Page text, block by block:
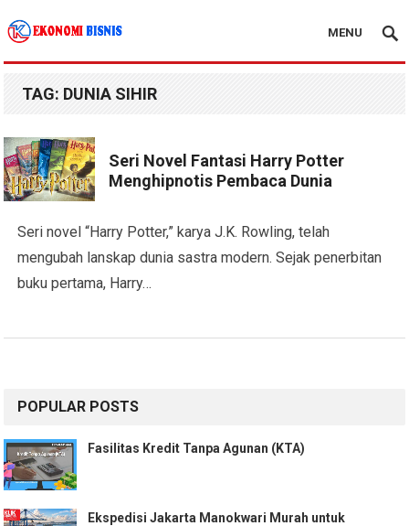
Kanal Ekonomi Bisnis
MENU
TAG: DUNIA SIHIR
Seri Novel Fantasi Harry Potter
Menghipnotis Pembaca Dunia
Seri novel “Harry Potter,” karya J.K. Rowling, telah
mengubah lanskap dunia sastra modern. Sejak penerbitan
buku pertama, Harry…
POPULAR POSTS
Fasilitas Kredit Tanpa Agunan (KTA)
Ekspedisi Jakarta Manokwari Murah untuk